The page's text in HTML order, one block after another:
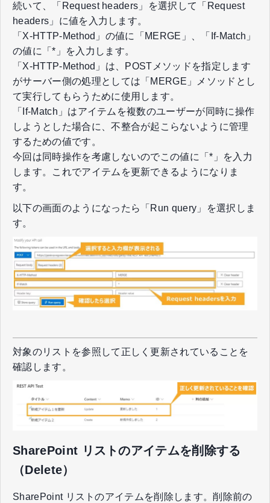
続いて、「Request headers」を選択して「Request
headers」に値を入力します。
「X-HTTP-Method」の値に「MERGE」、「If-Match」
の値に「*」を入力します。
「X-HTTP-Method」は、POSTメソッドを指定します
がサーバー側の処理としては「MERGE」メソッドとし
て実行してもらうために使用します。
「If-Match」はアイテムを複数のユーザーが同時に操作
しようとした場合に、不整合が起こらないように管理
するための値です。
今回は同時操作を考慮しないのでこの値に「*」を入力
します。これでアイテムを更新できるようになりま
す。
以下の画面のようになったら「Run query」を選択しま
す。
対象のリストを参照して正しく更新されていることを
確認します。
SharePoint リストのアイテムを削除する
（Delete）
SharePoint リストのアイテムを削除します。削除前の